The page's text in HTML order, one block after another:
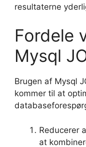
resultaterne
Fordele
Mysql
Brugen af Mysql
kommer til at
Reducerer
at